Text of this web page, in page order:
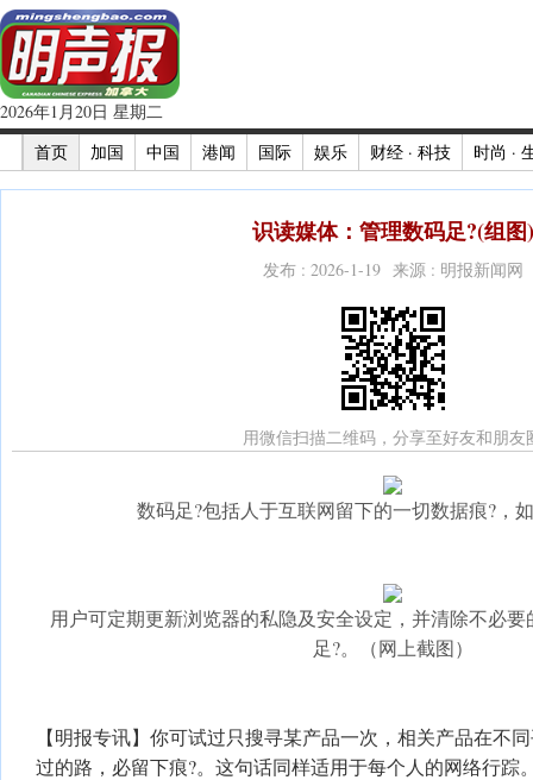
2026年1月20日 星期二
首页
加国 中国 港闻 国际 娱乐 财经 · 科技 时尚 ·
识读媒体：管理数码足?(组图)
发布 : 2026-1-19 来源 : 明报新闻网
用微信扫描二维码，分享至好友和朋友
数码足?包括人于互联网留下的一切数据痕?，
用户可定期更新浏览器的私隐及安全设定，并清除不必
足?。（网上截图）
【明报专讯】你可试过只搜寻某产品一次，相关产品在不
过的路，必留下痕?。这句话同样适用于每个人的网络行踪